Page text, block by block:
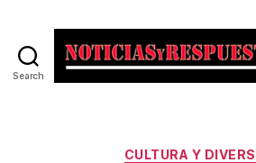
Search
CULTURA Y